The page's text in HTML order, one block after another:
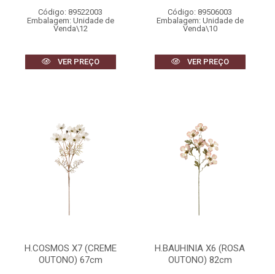
Código: 89522003
Embalagem: Unidade de
Venda\12
VER PREÇO
Código: 89506003
Embalagem: Unidade de
Venda\10
VER PREÇO
H.COSMOS X7 (CREME
OUTONO) 67cm
H.BAUHINIA X6 (ROSA
OUTONO) 82cm